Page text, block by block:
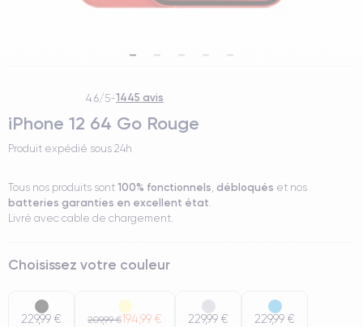
4.6/5-1445 avis
iPhone 12 64 Go Rouge
Produit expédié sous 24h
Tous nos produits sont 100% fonctionnels, débloqués et nos
batteries garanties en excellent état.
Livré avec cable de chargement.
Choisissez votre couleur
229,99 € 209,99 €194,99 € 229,99 € 229,99 €